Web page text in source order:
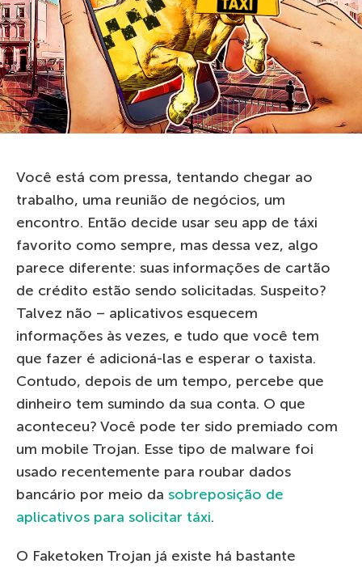
Você está com pressa, tentando chegar ao
trabalho, uma reunião de negócios, um
encontro. Então decide usar seu app de táxi
favorito como sempre, mas dessa vez, algo
parece diferente: suas informações de cartão
de crédito estão sendo solicitadas. Suspeito?
Talvez não – aplicativos esquecem
informações às vezes, e tudo que você tem
que fazer é adicioná-las e esperar o taxista.
Contudo, depois de um tempo, percebe que
dinheiro tem sumindo da sua conta. O que
aconteceu? Você pode ter sido premiado com
um mobile Trojan. Esse tipo de malware foi
usado recentemente para roubar dados
bancário por meio da sobreposição de
aplicativos para solicitar táxi.
O Faketoken Trojan já existe há bastante